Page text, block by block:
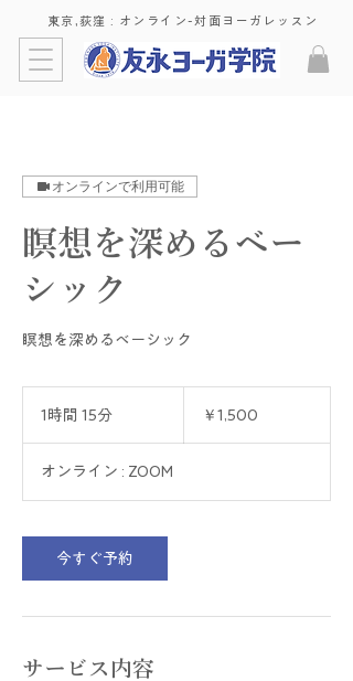
東京,荻窪 : ​オンライン-対面ヨーガレッスン
オンラインで利用可能
瞑想を深めるベー
シック
瞑想を深めるベーシック
1時間 15分
5
分
￥1,500
オンライン : ZOOM
今すぐ予約
サービス内容